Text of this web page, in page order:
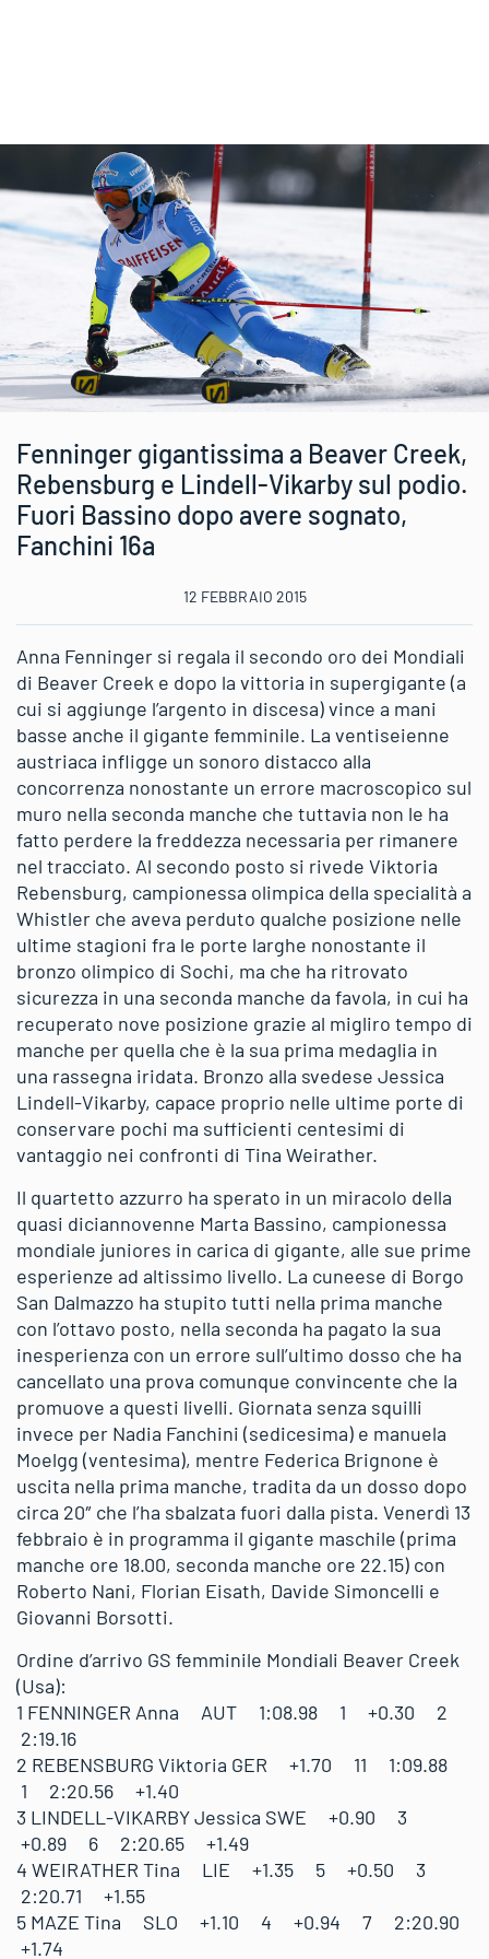
Fenninger gigantissima a Beaver Creek,
Rebensburg e Lindell-Vikarby sul podio.
Fuori Bassino dopo avere sognato,
Fanchini 16a
12 FEBBRAIO 2015
Anna Fenninger si regala il secondo oro dei Mondiali
di Beaver Creek e dopo la vittoria in supergigante (a
cui si aggiunge l’argento in discesa) vince a mani
basse anche il gigante femminile. La ventiseienne
austriaca infligge un sonoro distacco alla
concorrenza nonostante un errore macroscopico sul
muro nella seconda manche che tuttavia non le ha
fatto perdere la freddezza necessaria per rimanere
nel tracciato. Al secondo posto si rivede Viktoria
Rebensburg, campionessa olimpica della specialità a
Whistler che aveva perduto qualche posizione nelle
ultime stagioni fra le porte larghe nonostante il
bronzo olimpico di Sochi, ma che ha ritrovato
sicurezza in una seconda manche da favola, in cui ha
recuperato nove posizione grazie al migliro tempo di
manche per quella che è la sua prima medaglia in
una rassegna iridata. Bronzo alla svedese Jessica
Lindell-Vikarby, capace proprio nelle ultime porte di
conservare pochi ma sufficienti centesimi di
vantaggio nei confronti di Tina Weirather.
Il quartetto azzurro ha sperato in un miracolo della
quasi diciannovenne Marta Bassino, campionessa
mondiale juniores in carica di gigante, alle sue prime
esperienze ad altissimo livello. La cuneese di Borgo
San Dalmazzo ha stupito tutti nella prima manche
con l’ottavo posto, nella seconda ha pagato la sua
inesperienza con un errore sull’ultimo dosso che ha
cancellato una prova comunque convincente che la
promuove a questi livelli. Giornata senza squilli
invece per Nadia Fanchini (sedicesima) e manuela
Moelgg (ventesima), mentre Federica Brignone è
uscita nella prima manche, tradita da un dosso dopo
circa 20″ che l’ha sbalzata fuori dalla pista. Venerdì 13
febbraio è in programma il gigante maschile (prima
manche ore 18.00, seconda manche ore 22.15) con
Roberto Nani, Florian Eisath, Davide Simoncelli e
Giovanni Borsotti.
Ordine d’arrivo GS femminile Mondiali Beaver Creek
(Usa):
1 FENNINGER Anna AUT 1:08.98 1 +0.30 2
2:19.16
2 REBENSBURG Viktoria GER +1.70 11 1:09.88
1 2:20.56 +1.40
3 LINDELL-VIKARBY Jessica SWE +0.90 3
+0.89 6 2:20.65 +1.49
4 WEIRATHER Tina LIE +1.35 5 +0.50 3
2:20.71 +1.55
5 MAZE Tina SLO +1.10 4 +0.94 7 2:20.90
+1.74